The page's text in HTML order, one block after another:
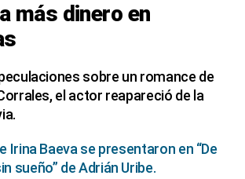
más dinero en
sobre un romance de
el actor reapareció de la
Irina Baeva se presentaron en “De
sueño” de Adrián Uribe.